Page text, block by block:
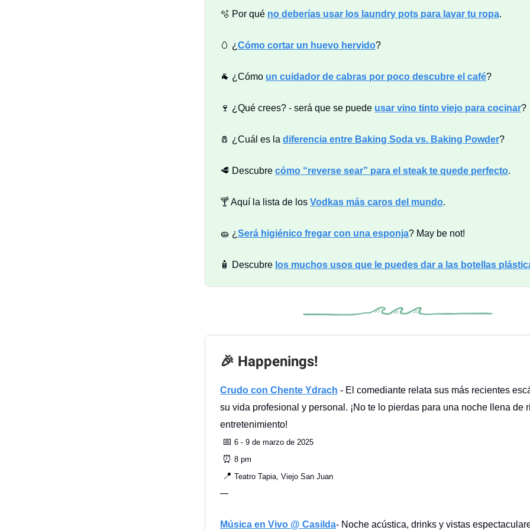
🫧 Por qué no deberías usar los laundry pots para lavar tu ropa.
🥚 ¿ Cómo cortar un huevo hervido?
🐐 ¿Cómo un cuidador de cabras por poco descubre el café?
🍷 ¿Qué crees? - será que se puede usar vino tinto viejo para cocinar?
🧂 ¿Cuál es la diferencia entre Baking Soda vs. Baking Powder?
🥩 Descubre cómo “reverse sear” para el steak te quede perfecto.
🍸 Aquí la lista de los Vodkas más caros del mundo.
🧽 ¿ Será higiénico fregar con una esponja? May be not!
🧴 Descubre los muchos usos que le puedes dar a las botellas
🎉 Happenings!
Crudo con Chente Ydrach - El comediante relata sus más recientes
su vida profesional y personal. ¡No te lo pierdas para una noche llena de
entretenimiento!
📅 6 - 9 de marzo de 2025
⏰ 8 pm
📍 Teatro Tapia, Viejo San Juan
—
Música en Vivo @ Casilda- Noche acústica, drinks y vistas